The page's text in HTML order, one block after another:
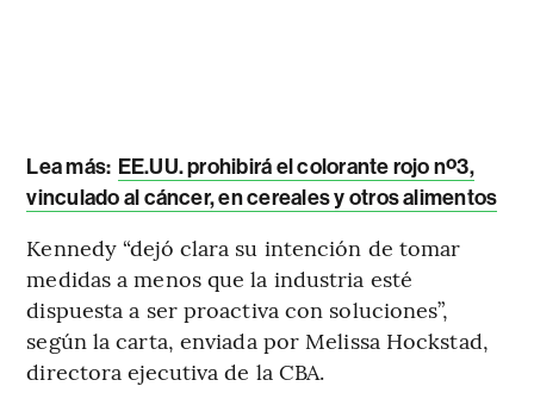
Lea más: EE.UU. prohibirá el colorante rojo nº3,
vinculado al cáncer, en cereales y otros alimentos
Kennedy “dejó clara su intención de tomar
medidas a menos que la industria esté
dispuesta a ser proactiva con soluciones”,
según la carta, enviada por Melissa Hockstad,
directora ejecutiva de la CBA.